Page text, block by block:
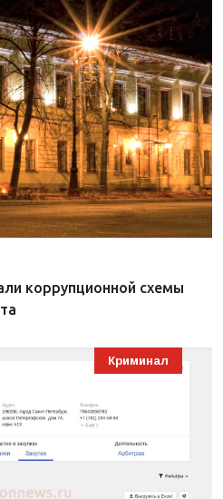
коррупционной схемы
Криминал